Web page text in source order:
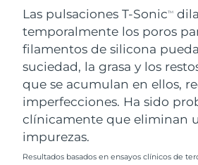
Las pulsaciones T-SonicTM
temporalmente los poros
filamentos de silicona
suciedad, la grasa y los
que se acumulan en ellos,
imperfecciones. Ha sido
clínicamente que eliminan
impurezas.
Resultados basados en ensayos clínicos de
Puerto Rico
Catar
Reunión
Rumanía
Rusia